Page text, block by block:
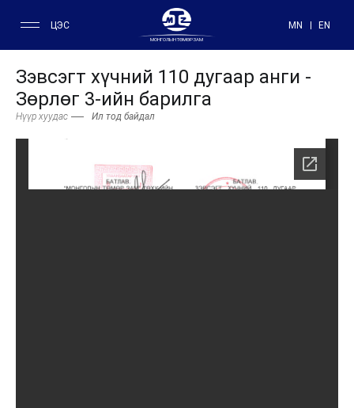
ЦЭС
МОНГОЛЫН ТӨМӨР ЗАМ
MN EN
Зэвсэгт хүчний 110 дугаар анги -
Зөрлөг 3-ийн барилга
Нүүр хуудас Ил тод байдал